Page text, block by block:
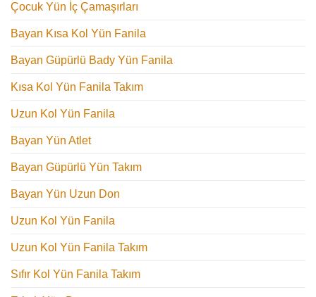
Çocuk Yün İç Çamaşırları
Bayan Kısa Kol Yün Fanila
Bayan Güpürlü Bady Yün Fanila
Kısa Kol Yün Fanila Takım
Uzun Kol Yün Fanila
Bayan Yün Atlet
Bayan Güpürlü Yün Takım
Bayan Yün Uzun Don
Uzun Kol Yün Fanila
Uzun Kol Yün Fanila Takım
Sıfır Kol Yün Fanila Takım